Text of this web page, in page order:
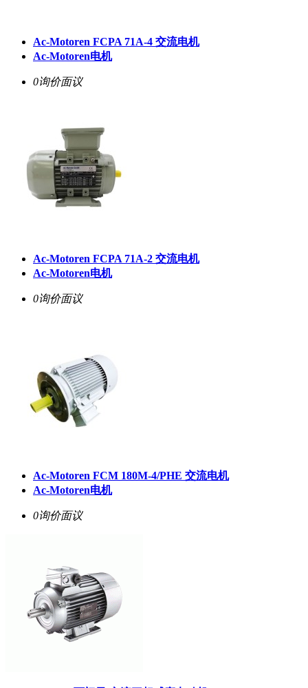
Ac-Motoren FCPA 71A-4 交流电机
Ac-Motoren电机
0询价面议
Ac-Motoren FCPA 71A-2 交流电机
Ac-Motoren电机
0询价面议
Ac-Motoren FCM 180M-4/PHE 交流电机
Ac-Motoren电机
0询价面议